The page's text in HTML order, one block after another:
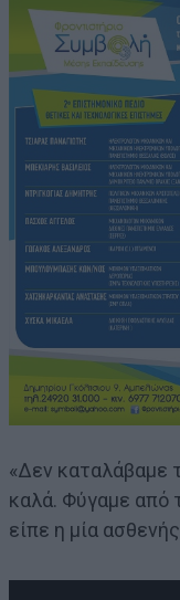
«Δεν καταλάβαμε
καλά. Φύγαμε από
είπε η μία